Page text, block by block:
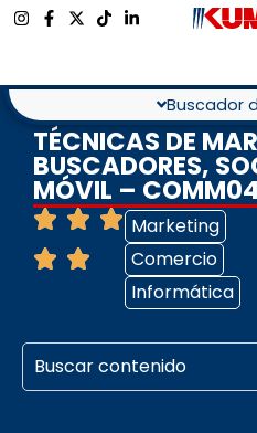
Buscador
TÉCNICAS DE
BUSCADORES,
MÓVIL –
Marketing
Comercio
Informática
Buscar contenido